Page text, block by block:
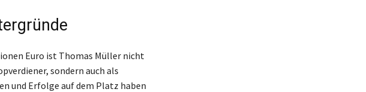
Euro ist Thomas Müller nicht
sondern auch als
und Erfolge auf dem Platz haben